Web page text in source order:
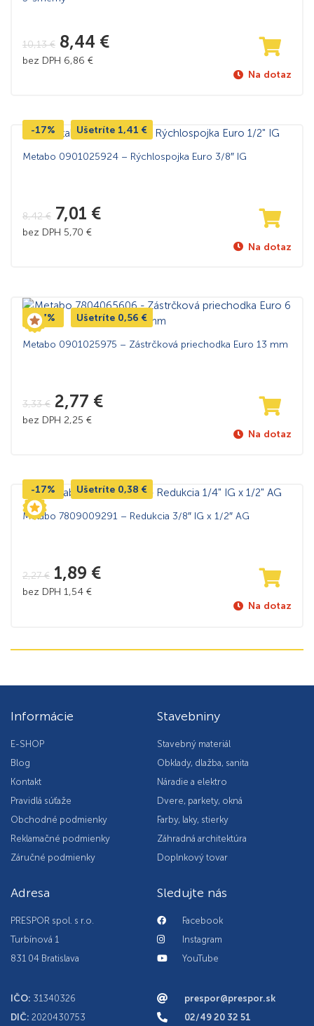
10,13€ 8,44 €
bez DPH 6,86 €
Na dotaz
-17% Ušetríte 1,41 €
Metabo 0901025924 – Rýchlospojka Euro 3/8″ IG
8,42€ 7,01 €
bez DPH 5,70 €
Na dotaz
-17% Ušetríte 0,56 €
Metabo 0901025975 – Zástrčková priechodka Euro 13 mm
3,33€ 2,77 €
bez DPH 2,25 €
Na dotaz
-17% Ušetríte 0,38 €
Metabo 7809009291 – Redukcia 3/8″ IG x 1/2″ AG
2,27€ 1,89 €
bez DPH 1,54 €
Na dotaz
Informácie
E-SHOP
Blog
Kontakt
Pravidlá súťaže
Obchodné podmienky
Reklamačné podmienky
Záručné podmienky
Stavebniny
Stavebný materiál
Obklady, dlažba, sanita
Náradie a elektro
Dvere, parkety, okná
Farby, laky, stierky
Záhradná architektúra
Doplnkový tovar
Adresa
PRESPOR spol. s r.o.
Turbínová 1
831 04 Bratislava
IČO: 31340326
DIČ: 2020430753
Sledujte nás
Facebook
Instagram
YouTube
prespor@prespor.sk
02/49 20 32 51